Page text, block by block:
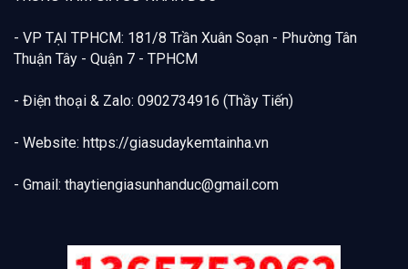
- VP TẠI TPHCM: 181/8 Trần Xuân Soạn - Phường Tân
Thuận Tây - Quận 7 - TPHCM
- Điện thoại & Zalo: 0902734916 (Thầy Tiến)
- Website: https://giasudaykemtainha.vn
- Gmail: thaytiengiasunhanduc@gmail.com